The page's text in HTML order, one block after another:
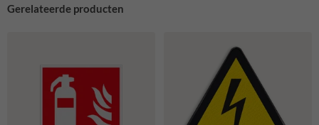
Gerelateerde producten